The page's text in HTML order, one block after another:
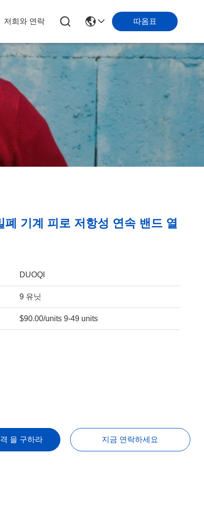
저희와 연락 따옴표
폐 기계 피로 저항성 연속 밴드 열
DUOQI
9 유닛
$90.00/units 9-49 units
을 구하라 지금 연락하세요